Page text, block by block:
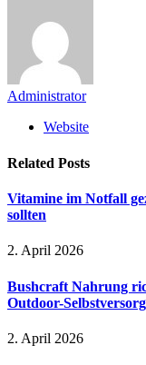
Administrator
Website
Related Posts
Vitamine im Notfall
sollten
2. April 2026
Bushcraft Nahrung
Outdoor-
2. April 2026